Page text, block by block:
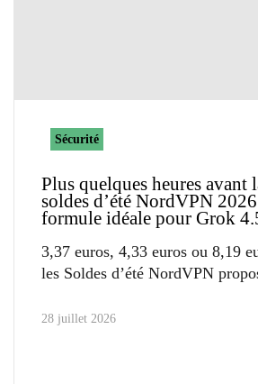
Sécurité
Plus quelques heures avant
soldes d’été NordVPN
formule idéale pour Grok
3,37 euros, 4,33 euros ou 8,19
les Soldes d’été NordVPN
28 juillet 2026